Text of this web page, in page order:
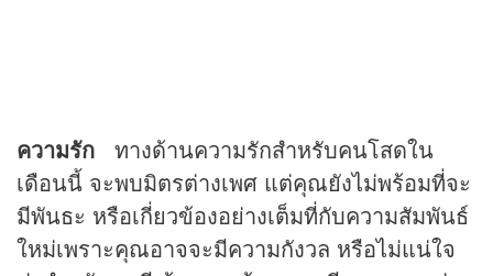
ความรัก
ทางด้านความรักสำหรับคนโสดใน
เดือนนี้ จะพบมิตรต่างเพศ แต่คุณยังไม่พร้อมที่จะ
มีพันธะ หรือเกี่ยวข้องอย่างเต็มที่กับความสัมพันธ์
ใหม่เพราะคุณอาจจะมีความกังวล หรือไม่แน่ใจ